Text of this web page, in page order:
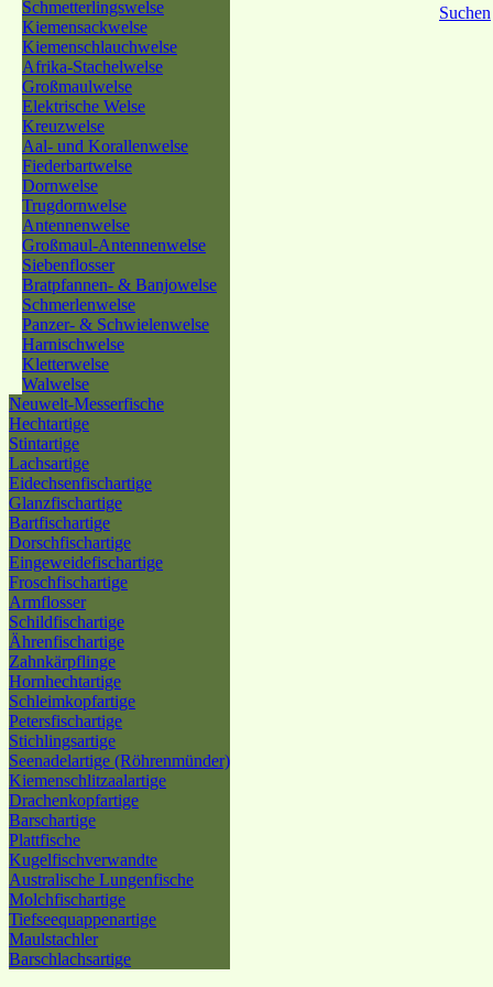
Schmetterlingswelse
Kiemensackwelse
Kiemenschlauchwelse
Afrika-Stachelwelse
Großmaulwelse
Elektrische Welse
Kreuzwelse
Aal- und Korallenwelse
Fiederbartwelse
Dornwelse
Trugdornwelse
Antennenwelse
Großmaul-Antennenwelse
Siebenflosser
Bratpfannen- & Banjowelse
Schmerlenwelse
Panzer- & Schwielenwelse
Harnischwelse
Kletterwelse
Walwelse
Neuwelt-Messerfische
Hechtartige
Stintartige
Lachsartige
Eidechsenfischartige
Glanzfischartige
Bartfischartige
Dorschfischartige
Eingeweidefischartige
Froschfischartige
Armflosser
Schildfischartige
Ährenfischartige
Zahnkärpflinge
Hornhechtartige
Schleimkopfartige
Petersfischartige
Stichlingsartige
Seenadelartige (Röhrenmünder)
Kiemenschlitzaalartige
Drachenkopfartige
Barschartige
Plattfische
Kugelfischverwandte
Australische Lungenfische
Molchfischartige
Tiefseequappenartige
Maulstachler
Barschlachsartige
Suchen